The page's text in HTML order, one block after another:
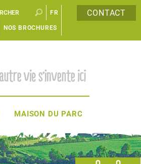
CONTACT
EN
FR
NOS BROCHURES
MAISON DU PARC